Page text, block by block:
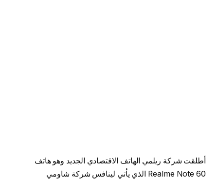
أطلقت شركة ريلمي الهاتف الاقتصادي الجديد وهو هاتف
Realme Note 60 الذي يأتي لينافس شركة شاومي